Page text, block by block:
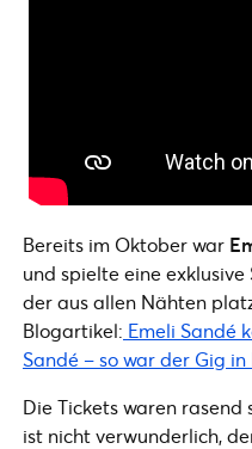
Bereits im Oktober war
und spielte eine
der aus allen Nähten
Blogartikel: Emeli Sandé
Sandé – so war der Gig in
Die Tickets waren
ist nicht verwunderlich,